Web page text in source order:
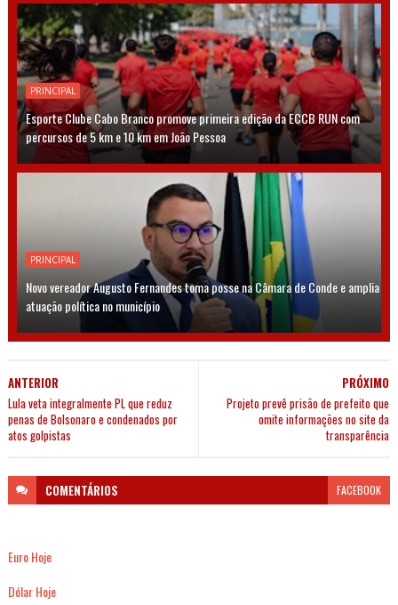
PRINCIPAL
Esporte Clube Cabo Branco promove primeira edição da ECCB RUN com
percursos de 5 km e 10 km em João Pessoa
PRINCIPAL
Novo vereador Augusto Fernandes toma posse na Câmara de Conde e amplia
atuação política no município
PRÓXIMO
Projeto prevê prisão de prefeito que
omite informações no site da
transparência
ANTERIOR
Lula veta integralmente PL que reduz
penas de Bolsonaro e condenados por
atos golpistas
COMENTÁRIOS FACEBOOK
Euro Hoje
Dólar Hoje